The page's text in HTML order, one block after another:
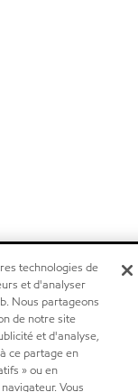
technologies de
et d'analyser
Nous partageons
de notre site
et d'analyse,
ce partage en
» ou en
Vous